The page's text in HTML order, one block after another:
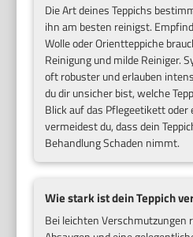
Die Art deines Teppichs
ihn am besten reinigst.
Wolle oder Orientteppiche
Reinigung und milde Reiniger.
oft robuster und erlauben
du dir unsicher bist, welche
Blick auf das Pflegeetikett oder
vermeidest du, dass dein
Behandlung Schaden nimmt.
Wie stark ist dein Teppich
Bei leichten Verschmutzungen